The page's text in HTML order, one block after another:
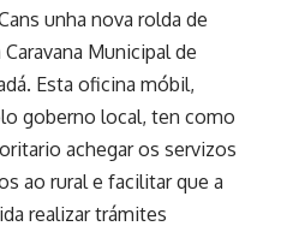
unha nova rolda de
Municipal de
Esta oficina móbil,
goberno local, ten como
achegar os servizos
ao rural e facilitar que a
realizar trámites